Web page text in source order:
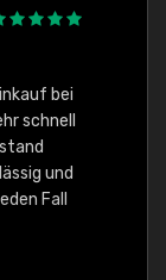
bei
schnell
und
Fall